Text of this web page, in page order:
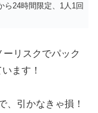
ら24時間限定、1人1回
リスクでパック
ます！
、引かなきゃ損！